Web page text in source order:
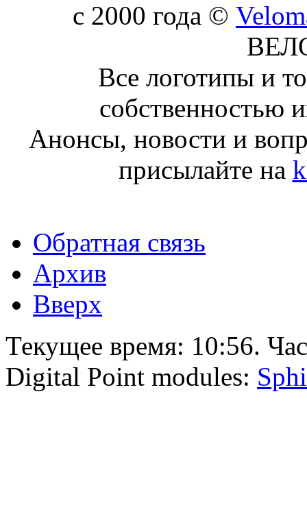
c 2000 года ©
Все логотипы и
собственностью
Анонсы, новости и
присылайте на
Обратная связь
Архив
Вверх
Текущее время: 10:56.
Digital Point modules: